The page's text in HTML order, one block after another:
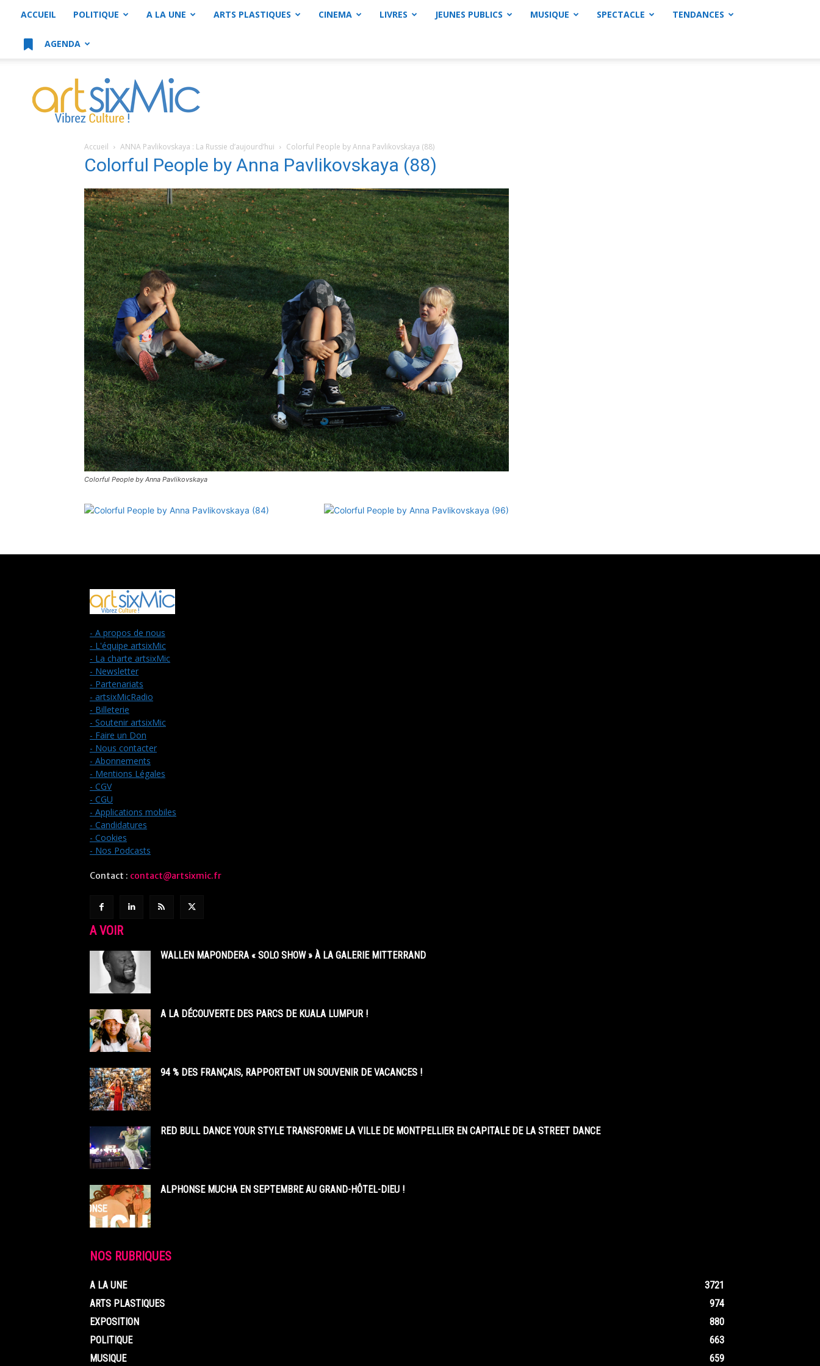
ACCUEIL POLITIQUE A LA UNE ARTS PLASTIQUES CINEMA LIVRES JEUNES PUBLICS MUSIQUE SPECTACLE TENDANCES
AGENDA
artsixMic
Accueil ANNA Pavlikovskaya : La Russie d’aujourd’hui Colorful People by Anna Pavlikovskaya (88)
Colorful People by Anna Pavlikovskaya (88)
Colorful People by Anna Pavlikovskaya
- A propos de nous
- L'équipe artsixMic
- La charte artsixMic
- Newsletter
- Partenariats
- artsixMicRadio
- Billeterie
- Soutenir artsixMic
- Faire un Don
- Nous contacter
- Abonnements
- Mentions Légales
- CGV
- CGU
- Applications mobiles
- Candidatures
- Cookies
- Nos Podcasts
Contact : contact@artsixmic.fr
A VOIR
WALLEN MAPONDERA « SOLO SHOW » À LA GALERIE MITTERRAND
A LA DÉCOUVERTE DES PARCS DE KUALA LUMPUR !
94 % DES FRANÇAIS, RAPPORTENT UN SOUVENIR DE VACANCES !
RED BULL DANCE YOUR STYLE TRANSFORME LA VILLE DE MONTPELLIER EN CAPITALE DE LA STREET DANCE
ALPHONSE MUCHA EN SEPTEMBRE AU GRAND-HÔTEL-DIEU !
NOS RUBRIQUES
A LA UNE
3721
ARTS PLASTIQUES
974
EXPOSITION
880
POLITIQUE
663
MUSIQUE
659